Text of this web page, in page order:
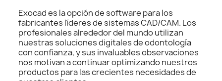
Exocad es la opción de software para los
fabricantes líderes de sistemas CAD/CAM. Los
profesionales alrededor del mundo utilizan
nuestras soluciones digitales de odontología
con confianza, y sus invaluables observaciones
nos motivan a continuar optimizando nuestros
productos para las crecientes necesidades de